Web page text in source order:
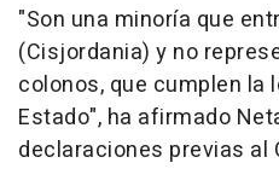
"Son una minoría que
(Cisjordania) y no
colonos, que cumplen la
Estado", ha afirmado
declaraciones previas al